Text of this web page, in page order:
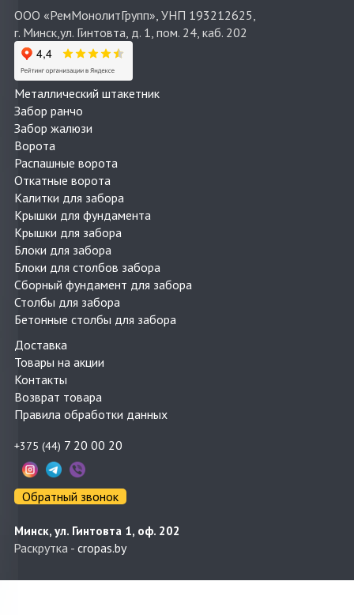
ООО «РемМонолитГрупп», УНП 193212625,
г. Минск,ул. Гинтовта, д. 1, пом. 24, каб. 202
Металлический штакетник
Забор ранчо
Забор жалюзи
Ворота
Распашные ворота
Откатные ворота
Калитки для забора
Крышки для фундамента
Крышки для забора
Блоки для забора
Блоки для столбов забора
Сборный фундамент для забора
Столбы для забора
Бетонные столбы для забора
Доставка
Товары на акции
Контакты
Возврат товара
Правила обработки данных
+375 (44) 7 20 00 20
Обратный звонок
Минск, ул. Гинтовта 1, оф. 202
Раскрутка - cropas.by